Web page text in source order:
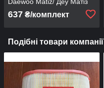
637 ₴/комплект
Подібні товари компанії